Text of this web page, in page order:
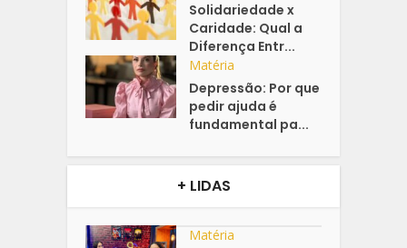
Solidariedade x
Caridade: Qual a
Diferença Entr...
Matéria
Depressão: Por que
pedir ajuda é
fundamental pa...
+ LIDAS
Matéria